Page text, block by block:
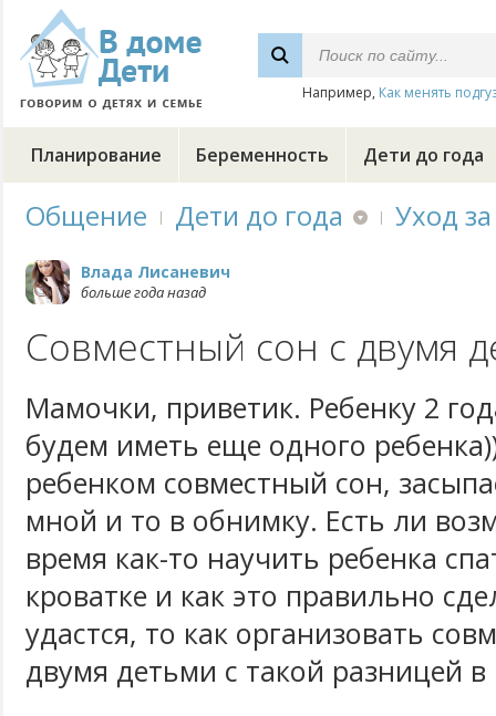
Например, Как менять
Планирование Беременность Дети до года
Общение Дети до года Уход
Влада Лисаневич
больше года назад
Совместный сон с двумя
Мамочки, приветик. Ребенку 2
будем иметь еще одного
ребенком совместный сон,
мной и то в обнимку. Есть ли
время как-то научить ребенка
кроватке и как это правильно
удастся, то как организовать
двумя детьми с такой разницей в